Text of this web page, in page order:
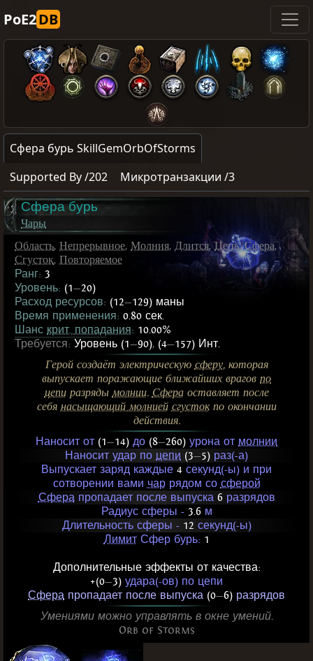
PoE2DB
Сфера бурь SkillGemOrbOfStorms
Supported By /202
Микротранзакции /3
Сфера бурь
Чары
Область, Непрерывное, Молния, Длится,Цепь,Сфера,
Сгусток, Повторяемое
Ранг: 3
Уровень: (1—20)
Расход ресурсов: (12—129) маны
Время применения: 0.80 сек.
Шанс крит. попадания: 10.00%
Требуется: Уровень (1—90), (4—157) Инт.
Герой создаёт электрическую сферу, которая
выпускает поражающие ближайших врагов по
цепиразрядымолнии. Сфераоставляет после
себя насыщающий молнией сгустокпо окончании
действия.
Наносит от (1—14) до (8—260) урона от молнии
Наносит удар по цепи (3—5) раз(-а)
Выпускает заряд каждые 4 секунд(-ы) и при
сотворении вами чаррядом со сферой
Сферапропадает после выпуска 6разрядов
Радиус сферы - 3.6м
Длительность сферы - 12 секунд(-ы)
ЛимитСфер бурь: 1
Дополнительные эффекты от качества:
+(0—3) удара(-ов) по цепи
Сфера пропадает после выпуска (0—6) разрядов
Умениями можно управлять в окне умений.
Orb of Storms